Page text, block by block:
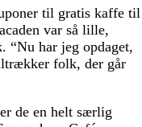
til gratis kaffe til
var så lille,
“Nu har jeg opdaget,
folk, der går
de en helt særlig